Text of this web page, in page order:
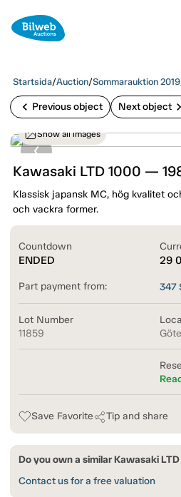
Startsida/Auction/Sommarauktion 2019
chevron_left Previous object Next object chevron_right
Show all images
Kawasaki LTD 1000 —
Klassisk japansk MC, hög kvalitet
och vackra former.
Countdown
ENDED 29
Part payment from: 347
Lot Number
11859
Save Favorite Tip and share
Do you own a similar Kawasaki
Contact us for a free valuation